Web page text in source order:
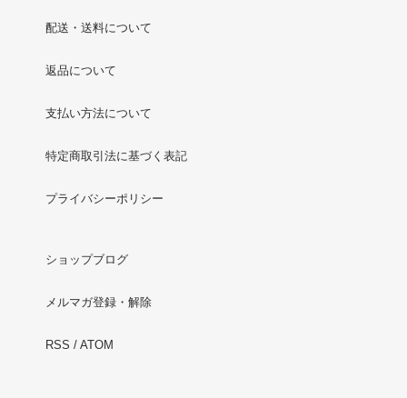
配送・送料について
返品について
支払い方法について
特定商取引法に基づく表記
プライバシーポリシー
ショップブログ
メルマガ登録・解除
RSS / ATOM